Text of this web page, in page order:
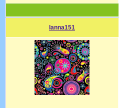
lanna151